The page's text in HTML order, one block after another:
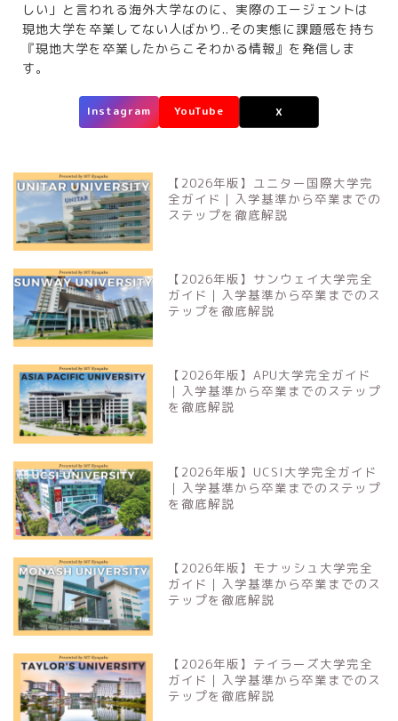
しい」と言われる海外大学なのに、実際のエージェントは
現地大学を卒業してない人ばかり..その実態に課題感を持ち
『現地大学を卒業したからこそわかる情報』を発信しま
す。
Instagram YouTube X
【2026年版】ユニター国際大学完
全ガイド｜入学基準から卒業までの
ステップを徹底解説
【2026年版】サンウェイ大学完全
ガイド｜入学基準から卒業までのス
テップを徹底解説
【2026年版】APU大学完全ガイド
｜入学基準から卒業までのステップ
を徹底解説
【2026年版】UCSI大学完全ガイド
｜入学基準から卒業までのステップ
を徹底解説
【2026年版】モナッシュ大学完全
ガイド｜入学基準から卒業までのス
テップを徹底解説
【2026年版】テイラーズ大学完全
ガイド｜入学基準から卒業までのス
テップを徹底解説